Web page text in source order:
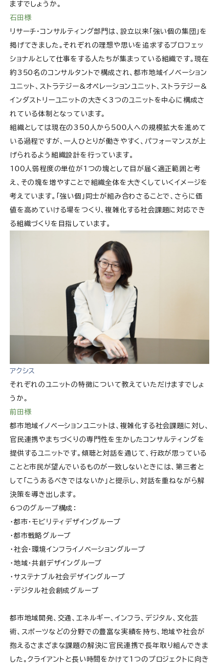
ますでしょうか。
石田様
リサーチ・コンサルティング部門は、設立以来「強い個の集団」を
掲げてきました。それぞれの理想や思いを追求するプロフェッ
ショナルとして仕事をする人たちが集まっている組織です。現在
約350名のコンサルタントで構成され、都市地域イノベーション
ユニット、ストラテジー&オペレーションユニット、ストラテジー&
インダストリーユニットの大きく3つのユニットを中心に構成さ
れている体制となっています。
組織としては現在の350人から500人への規模拡大を進めて
いる過程ですが、一人ひとりが働きやすく、パフォーマンスが上
げられるよう組織設計を行っています。
100人弱程度の単位が1つの塊として目が届く適正範囲と考
え、その塊を増やすことで組織全体を大きくしていくイメージを
考えています。「強い個」同士が組み合わさることで、さらに価
値を高めていける場をつくり、複雑化する社会課題に対応でき
る組織づくりを目指しています。
アクシス
それぞれのユニットの特徴について教えていただけますでしょ
うか。
前田様
都市地域イノベーションユニットは、複雑化する社会課題に対し、
官民連携やまちづくりの専門性を生かしたコンサルティングを
提供するユニットです。傾聴と対話を通じて、行政が思っている
ことと市民が望んでいるものが一致しないときには、第三者と
して「こうあるべきではないか」と提示し、対話を重ねながら解
決策を導き出します。
6つのグループ構成：
・都市・モビリティデザイングループ
・都市戦略グループ
・社会・環境インフライノベーショングループ
・地域・共創デザイングループ
・サステナブル社会デザイングループ
・デジタル社会創成グループ
都市地域開発、交通、エネルギー、インフラ、デジタル、文化芸
術、スポーツなどの分野での豊富な実績を持ち、地域や社会が
抱えるさまざまな課題の解決に官民連携で長年取り組んできま
した。クライアントと長い時間をかけて1つのプロジェクトに向き